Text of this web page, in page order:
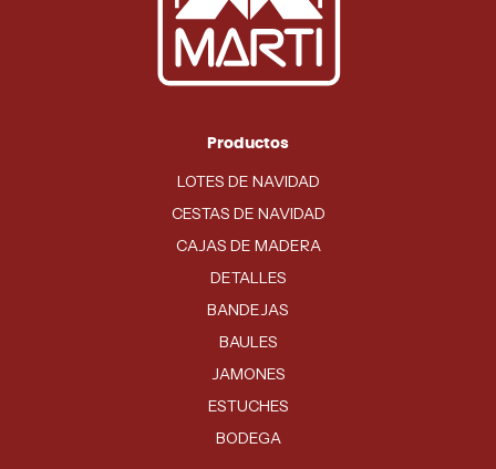
Productos
LOTES DE NAVIDAD
CESTAS DE NAVIDAD
CAJAS DE MADERA
DETALLES
BANDEJAS
BAULES
JAMONES
ESTUCHES
BODEGA